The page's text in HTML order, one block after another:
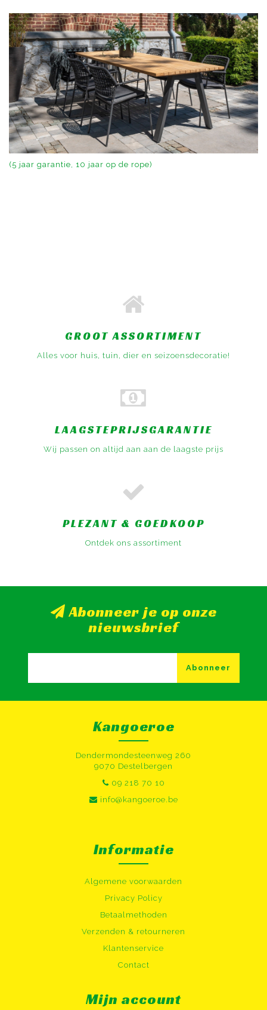
(5 jaar garantie, 10 jaar op de rope)
GROOT ASSORTIMENT
Alles voor huis, tuin, dier en seizoensdecoratie!
LAAGSTEPRIJSGARANTIE
Wij passen on altijd aan aan de laagste prijs
PLEZANT & GOEDKOOP
Ontdek ons assortiment
Abonneer je op onze
nieuwsbrief
Abonneer
Kangoeroe
Dendermondesteenweg 260
9070 Destelbergen
09 218 70 10
info@kangoeroe.be
Informatie
Algemene voorwaarden
Privacy Policy
Betaalmethoden
Verzenden & retourneren
Klantenservice
Contact
Mijn account